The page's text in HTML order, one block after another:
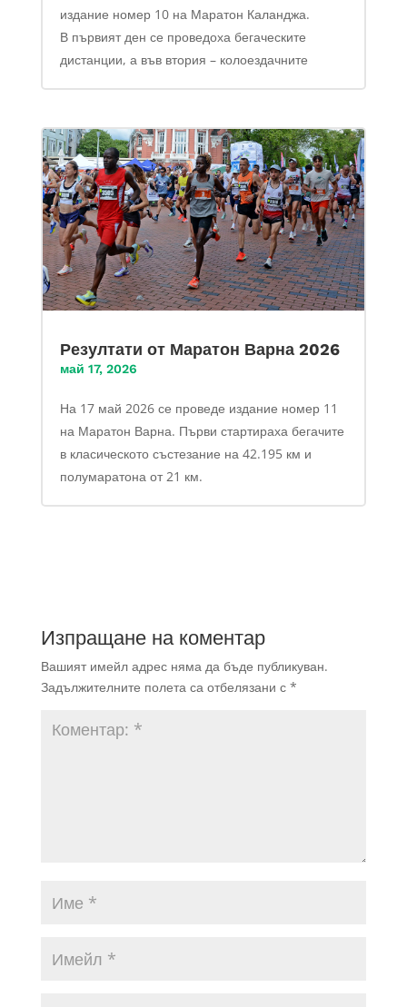
издание номер 10 на Маратон Каланджа.
В първият ден се проведоха бегаческите
дистанции, а във втория – колоездачните
Резултати от Маратон Варна 2026
май 17, 2026
На 17 май 2026 се проведе издание номер 11
на Маратон Варна. Първи стартираха бегачите
в класическото състезание на 42.195 км и
полумаратона от 21 км.
Изпращане на коментар
Вашият имейл адрес няма да бъде публикуван.
Задължителните полета са отбелязани с *